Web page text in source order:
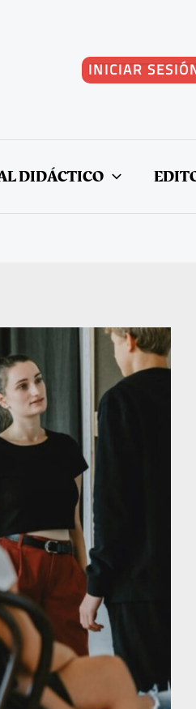
INICIAR
DIDÁCTICO